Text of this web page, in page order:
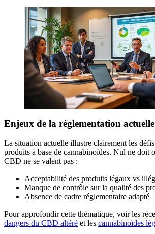
Enjeux de la réglementation actuelle
La situation actuelle illustre clairement les
produits à base de cannabinoïdes. Nul ne doit
CBD ne se valent pas :
Acceptabilité des produits légaux vs
Manque de contrôle sur la qualité des
Absence de cadre réglementaire adapté
Pour approfondir cette thématique, voir les
dangers du CBD altéré et les cannabinoïdes